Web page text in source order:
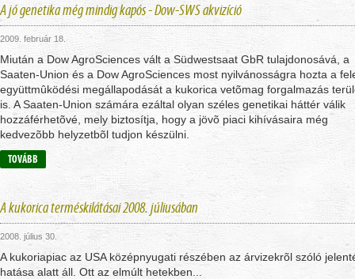
A jó genetika még mindig kapós - Dow-SWS akvizíció
2009. február 18.
Miután a Dow AgroSciences vált a Südwestsaat GbR tulajdonosává, a
Saaten-Union és a Dow AgroSciences most nyilvánosságra hozta a
együttmûködési megállapodását a kukorica vetõmag forgalmazás
is. A Saaten-Union számára ezáltal olyan széles genetikai háttér válik
hozzáférhetõvé, mely biztosítja, hogy a jövõ piaci kihívásaira még
kedvezõbb helyzetbõl tudjon készülni.
TOVÁBB
A kukorica terméskilátásai 2008. júliusában
2008. július 30.
A kukoriapiac az USA középnyugati részében az árvizekrõl szóló
hatása alatt áll. Ott az elmúlt hetekben...